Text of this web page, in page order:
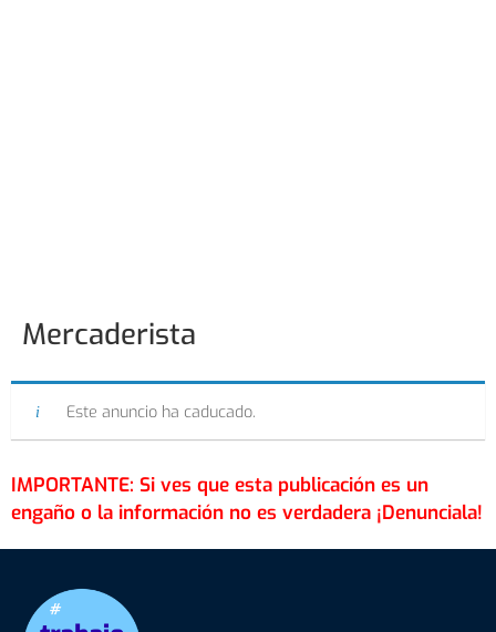
Mercaderista
Este anuncio ha caducado.